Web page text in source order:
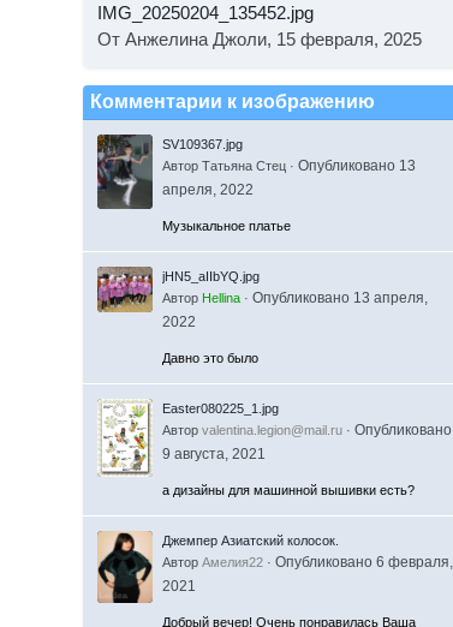
IMG_20250204_135452.jpg
От Анжелина Джоли, 15 февраля, 2025
Комментарии к изображению
SV109367.jpg
Автор Татьяна Стец · Опубликовано 13
апреля, 2022
Музыкальное платье
jHN5_aIIbYQ.jpg
Автор Hellina· Опубликовано 13 апреля,
2022
Давно это было
Easter080225_1.jpg
Автор valentina.legion@mail.ru· Опубликовано
9 августа, 2021
а дизайны для машинной вышивки есть?
Джемпер Азиатский колосок.
Автор Амелия22· Опубликовано 6 февраля,
2021
Добрый вечер! Очень понравилась Ваша